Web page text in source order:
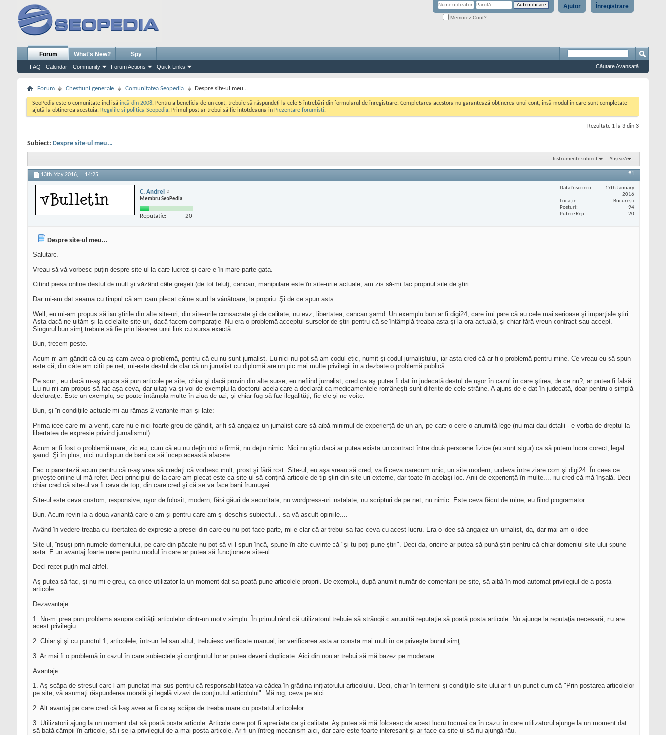
Înregistrare
Ajutor
Memorez Cont?
Forum
FAQ Calendar Community Forum Actions Quick Links
What's New? Spy
Căutare Avansată
Forum Chestiuni generale Comunitatea Seopedia Despre site-ul meu...
SeoPedia este o comunitate inchisă incă din 2008. Pentru a beneficia de un cont, trebuie să răspundeți la cele 5 întrebări din formularul de înregistrare. Completarea acestora nu garantează obținerea unui cont, însă modul în care sunt completate
ajută la obținerea acestuia. Regulile si politica Seopedia. Primul post ar trebui să fie intotdeauna in Prezentare forumisti.
Rezultate 1 la 3 din 3
Subiect: Despre site-ul meu...
Instrumente subiect Afișează
13th May 2016, 14:25 #1
C. Andrei
Membru SeoPedia
Reputatie: 20
Data înscrierii
19th January
2016
Locaţie
Bucureşti
Posturi
94
Putere Rep
20
Despre site-ul meu...
Salutare.
Vreau să vă vorbesc puţin despre site-ul la care lucrez şi care e în mare parte gata.
Citind presa online destul de mult şi văzând câte greşeli (de tot felul), cancan, manipulare este în site-urile actuale, am zis să-mi fac propriul site de ştiri.
Dar mi-am dat seama cu timpul că am cam plecat câine surd la vânătoare, la propriu. Şi de ce spun asta...
Well, eu mi-am propus să iau ştirile din alte site-uri, din site-urile consacrate şi de calitate, nu evz, libertatea, cancan şamd. Un exemplu bun ar fi digi24, care îmi pare că au cele mai serioase şi imparţiale ştiri.
Asta dacă ne uităm şi la celelalte site-uri, dacă facem comparaţie. Nu era o problemă acceptul surselor de ştiri pentru că se întâmplă treaba asta şi la ora actuală, şi chiar fără vreun contract sau accept.
Singurul bun simţ trebuie să fie prin lăsarea unui link cu sursa exactă.
Bun, trecem peste.
Acum m-am gândit că eu aş cam avea o problemă, pentru că eu nu sunt jurnalist. Eu nici nu pot să am codul etic, numit şi codul jurnalistului, iar asta cred că ar fi o problemă pentru mine. Ce vreau eu să spun
este că, din câte am citit pe net, mi-este destul de clar că un jurnalist cu diplomă are un pic mai multe privilegii în a dezbate o problemă publică.
Pe scurt, eu dacă m-aş apuca să pun articole pe site, chiar şi dacă provin din alte surse, eu nefiind jurnalist, cred ca aş putea fi dat în judecată destul de uşor în cazul în care ştirea, de ce nu?, ar putea fi falsă.
Eu nu mi-am propus să fac aşa ceva, dar uitaţi-va şi voi de exemplu la doctorul acela care a declarat ca medicamentele româneşti sunt diferite de cele străine. A ajuns de e dat în judecată, doar pentru o simplă
declaraţie. Este un exemplu, se poate întâmpla multe în ziua de azi, şi chiar fug să fac ilegalităţi, fie ele şi ne-voite.
Bun, şi în condiţiile actuale mi-au rămas 2 variante mari şi late:
Prima idee care mi-a venit, care nu e nici foarte greu de gândit, ar fi să angajez un jurnalist care să aibă minimul de experienţă de un an, pe care o cere o anumită lege (nu mai dau detalii - e vorba de dreptul la
libertatea de expresie privind jurnalismul).
Acum ar fi fost o problemă mare, zic eu, cum că eu nu deţin nici o firmă, nu deţin nimic. Nici nu ştiu dacă ar putea exista un contract între două persoane fizice (eu sunt sigur) ca să putem lucra corect, legal
şamd. Şi în plus, nici nu dispun de bani ca să încep această afacere.
Fac o paranteză acum pentru că n-aş vrea să credeţi că vorbesc mult, prost şi fără rost. Site-ul, eu aşa vreau să cred, va fi ceva oarecum unic, un site modern, undeva între ziare com şi digi24. În ceea ce
priveşte online-ul mă refer. Deci principiul de la care am plecat este ca site-ul să conţină articole de tip ştiri din site-uri externe, dar toate în acelaşi loc. Anii de experienţă în multe.... nu cred că mă înșală. Deci
chiar cred că site-ul va fi ceva de top, din care cred şi că se va face bani frumuşei.
Site-ul este ceva custom, responsive, uşor de folosit, modern, fără găuri de securitate, nu wordpress-uri instalate, nu scripturi de pe net, nu nimic. Este ceva făcut de mine, eu fiind programator.
Bun. Acum revin la a doua variantă care o am şi pentru care am şi deschis subiectul... sa vă ascult opiniile....
Având în vedere treaba cu libertatea de expresie a presei din care eu nu pot face parte, mi-e clar că ar trebui sa fac ceva cu acest lucru. Era o idee să angajez un jurnalist, da, dar mai am o idee
Site-ul, însuşi prin numele domeniului, pe care din păcate nu pot să vi-l spun încă, spune în alte cuvinte că "şi tu poţi pune ştiri". Deci da, oricine ar putea să pună ştiri pentru că chiar domeniul site-ului spune
asta. E un avantaj foarte mare pentru modul în care ar putea să funcţioneze site-ul.
Deci repet puţin mai altfel.
Aş putea să fac, şi nu mi-e greu, ca orice utilizator la un moment dat sa poată pune articolele proprii. De exemplu, după anumit număr de comentarii pe site, să aibă în mod automat privilegiul de a posta
articole.
Dezavantaje:
1. Nu-mi prea pun problema asupra calităţii articolelor dintr-un motiv simplu. În primul rând că utilizatorul trebuie să strângă o anumită reputaţie să poată posta articole. Nu ajunge la reputaţia necesară, nu are
acest privilegiu.
2. Chiar şi şi cu punctul 1, articolele, într-un fel sau altul, trebuiesc verificate manual, iar verificarea asta ar consta mai mult în ce priveşte bunul simţ.
3. Ar mai fi o problemă în cazul în care subiectele şi conţinutul lor ar putea deveni duplicate. Aici din nou ar trebui să mă bazez pe moderare.
Avantaje:
1. Aş scăpa de stresul care l-am punctat mai sus pentru că responsabilitatea va cădea în grădina iniţiatorului articolului. Deci, chiar în termenii şi condiţiile site-ului ar fi un punct cum că "Prin postarea articolelor
pe site, vă asumaţi răspunderea morală şi legală vizavi de conţinutul articolului". Mă rog, ceva pe aici.
2. Alt avantaj pe care cred că l-aş avea ar fi ca aş scăpa de treaba mare cu postatul articolelor.
3. Utilizatorii ajung la un moment dat să poată posta articole. Articole care pot fi apreciate ca şi calitate. Aş putea să mă folosesc de acest lucru tocmai ca în cazul în care utilizatorul ajunge la un moment dat
să bată câmpii în articole, să i se ia privilegiul de a mai posta articole. Ar fi un întreg mecanism aici, dar care este foarte interesant şi ar face ca site-ul să nu ajungă rău.